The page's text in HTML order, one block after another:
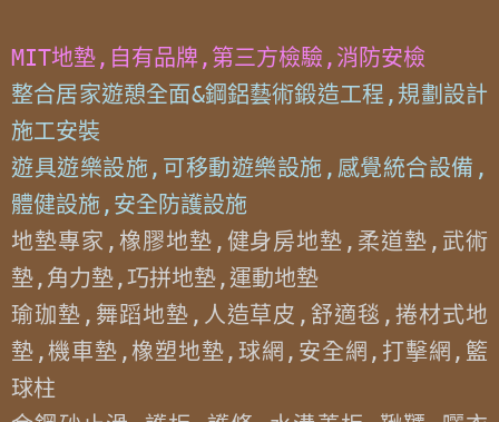
MIT地墊,自有品牌,第三方檢驗,消防安檢
整合居家遊憩全面&鋼鋁藝術鍛造工程,規劃設計
施工安裝
遊具遊樂設施,可移動遊樂設施,感覺統合設備,
體健設施,安全防護設施
地墊專家,橡膠地墊,健身房地墊,柔道墊,武術
墊,角力墊,巧拼地墊,運動地墊
瑜珈墊,舞蹈地墊,人造草皮,舒適毯,捲材式地
墊,機車墊,橡塑地墊,球網,安全網,打擊網,籃
球柱